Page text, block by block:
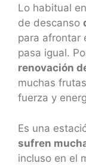
Lo habitual
de descanso
para afrontar
pasa igual.
renovación
muchas
fuerza y
Es una
sufren
incluso en el